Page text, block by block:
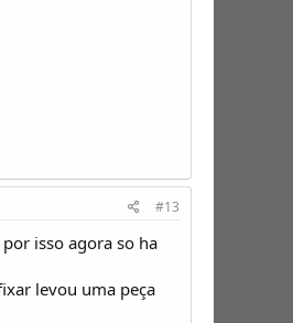
#13
isso agora so ha
levou uma peça